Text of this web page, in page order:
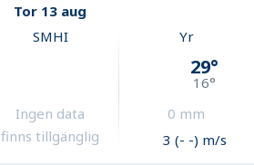
Tor 13 aug
SMHI
Ingen data
finns tillgänglig
Yr
29°
16°
0 mm
3 (- -) m/s